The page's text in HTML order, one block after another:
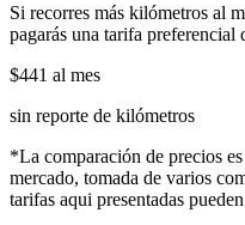
Si recorres más kilómetros al
pagarás una tarifa preferencial
$441 al mes
sin reporte de kilómetros
*La comparación de precios
mercado, tomada de varios
tarifas aqui presentadas